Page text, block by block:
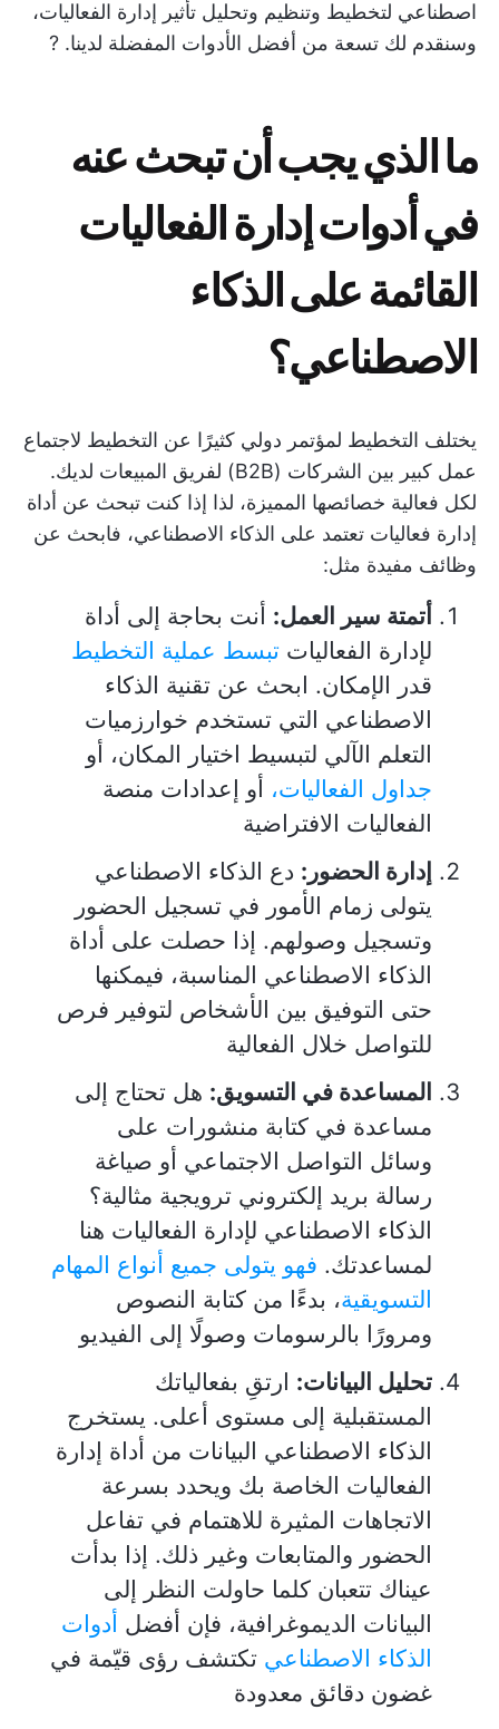
اصطناعي لتخطيط وتنظيم وتحليل تأثير إدارة الفعاليات،
وسنقدم لك تسعة من أفضل الأدوات المفضلة لدينا. ?️
ما الذي يجب أن تبحث عنه
في أدوات إدارة الفعاليات
القائمة على الذكاء
الاصطناعي؟
يختلف التخطيط لمؤتمر دولي كثيرًا عن التخطيط لاجتماع
عمل كبير بين الشركات (B2B) لفريق المبيعات لديك.
لكل فعالية خصائصها المميزة، لذا إذا كنت تبحث عن أداة
إدارة فعاليات تعتمد على الذكاء الاصطناعي، فابحث عن
وظائف مفيدة مثل:
أتمتة سير العمل: أنت بحاجة إلى أداة
لإدارة الفعاليات تبسط عملية التخطيط
قدر الإمكان. ابحث عن تقنية الذكاء
الاصطناعي التي تستخدم خوارزميات
التعلم الآلي لتبسيط اختيار المكان، أو
جداول الفعاليات، أو إعدادات منصة
الفعاليات الافتراضية
إدارة الحضور: دع الذكاء الاصطناعي
يتولى زمام الأمور في تسجيل الحضور
وتسجيل وصولهم. إذا حصلت على أداة
الذكاء الاصطناعي المناسبة، فيمكنها
حتى التوفيق بين الأشخاص لتوفير فرص
للتواصل خلال الفعالية
المساعدة في التسويق: هل تحتاج إلى
مساعدة في كتابة منشورات على
وسائل التواصل الاجتماعي أو صياغة
رسالة بريد إلكتروني ترويجية مثالية؟
الذكاء الاصطناعي لإدارة الفعاليات هنا
لمساعدتك. فهو يتولى جميع أنواع المهام
التسويقية، بدءًا من كتابة النصوص
ومرورًا بالرسومات وصولًا إلى الفيديو
تحليل البيانات: ارتقِ بفعالياتك
المستقبلية إلى مستوى أعلى. يستخرج
الذكاء الاصطناعي البيانات من أداة إدارة
الفعاليات الخاصة بك ويحدد بسرعة
الاتجاهات المثيرة للاهتمام في تفاعل
الحضور والمتابعات وغير ذلك. إذا بدأت
عيناك تتعبان كلما حاولت النظر إلى
البيانات الديموغرافية، فإن أفضل أدوات
الذكاء الاصطناعي تكتشف رؤى قيّمة في
غضون دقائق معدودة